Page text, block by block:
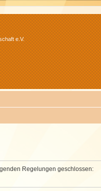
e.V.
Regelungen geschlossen: